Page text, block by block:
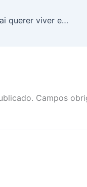
Histórias nada românticas que você não vai querer viver e nem achava que fossem possíveis
Campos